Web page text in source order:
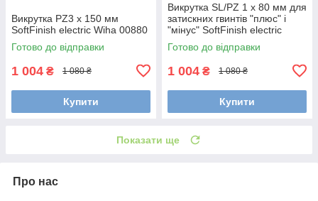
Викрутка PZ3 х 150 мм
SoftFinish electric Wiha 00880
Готово до відправки
1 004 ₴ 1 080 ₴
Купити
Викрутка SL/PZ 1 х 80 мм для
затискних гвинтів "плюс" і
"мінус" SoftFinish electric
slimFix Xeno Wiha 36329
Готово до відправки
1 004 ₴ 1 080 ₴
Купити
Показати ще
Про нас